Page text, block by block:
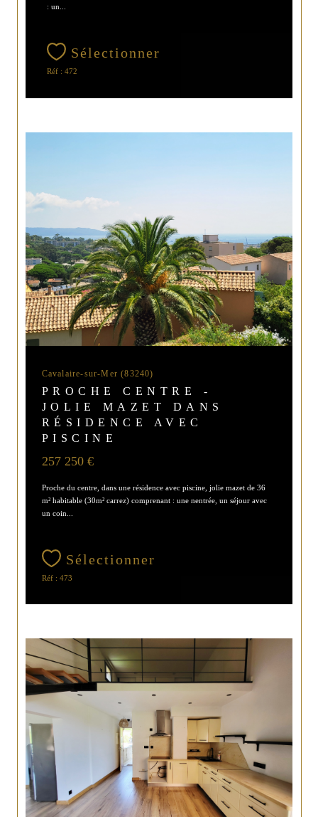
: un...
Sélectionner
Réf : 472
Cavalaire-sur-Mer (83240)
PROCHE CENTRE -
JOLIE MAZET DANS
RÉSIDENCE AVEC
PISCINE
257 250 €
Proche du centre, dans une résidence avec piscine, jolie mazet de 36
m² habitable (30m² carrez) comprenant : une nentrée, un séjour avec
un coin...
Sélectionner
Réf : 473